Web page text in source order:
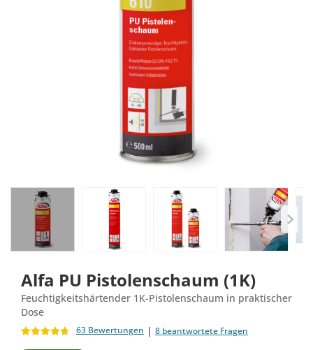
Alfa PU Pistolenschaum (1K)
Feuchtigkeitshärtender 1K-Pistolenschaum in praktischer
Dose
63 Bewertungen | 8 beantwortete Fragen